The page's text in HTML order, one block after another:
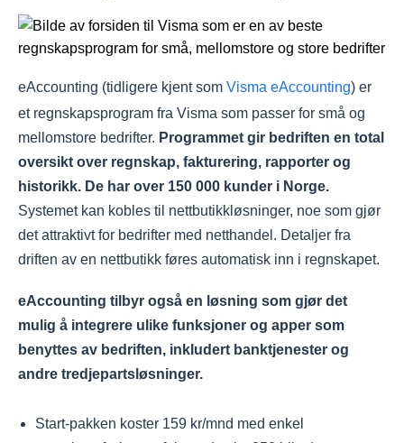
eAccounting (tidligere kjent som Visma eAccounting) er
et regnskapsprogram fra Visma som passer for små og
mellomstore bedrifter. Programmet gir bedriften en total
oversikt over regnskap, fakturering, rapporter og
historikk. De har over 150 000 kunder i Norge.
Systemet kan kobles til nettbutikkløsninger, noe som gjør
det attraktivt for bedrifter med netthandel. Detaljer fra
driften av en nettbutikk føres automatisk inn i regnskapet.
eAccounting tilbyr også en løsning som gjør det
mulig å integrere ulike funksjoner og apper som
benyttes av bedriften, inkludert banktjenester og
andre tredjepartsløsninger.
Start-pakken koster 159 kr/mnd med enkel